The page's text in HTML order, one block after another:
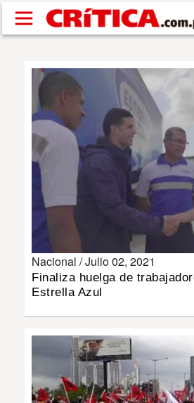
Pasar al contenido principal
SUCESOS
NACIONAL
POLÍTICA
DEPORTES
MULTIMEDIA
Nacional /Julio 02, 2021
Finaliza huelga de
Estrella Azul